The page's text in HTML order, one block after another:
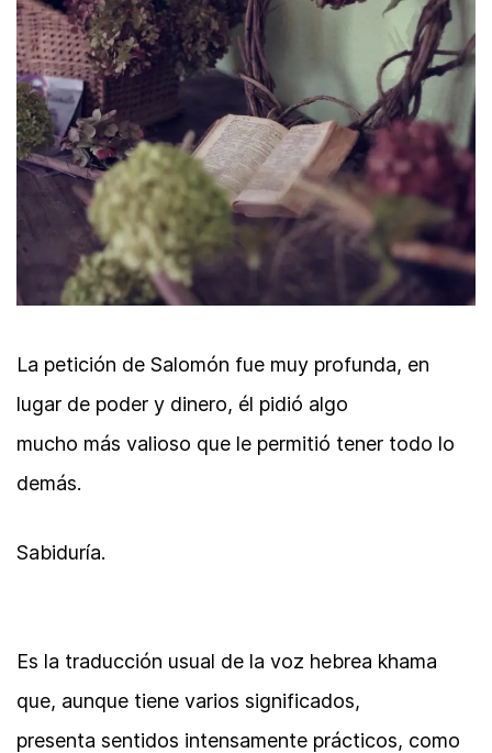
La petición de Salomón fue muy profunda, en
lugar de poder y dinero, él pidió algo
mucho más valioso que le permitió tener todo lo
demás.
Sabiduría.
Es la traducción usual de la voz hebrea khama
que, aunque tiene varios significados,
presenta sentidos intensamente prácticos, como